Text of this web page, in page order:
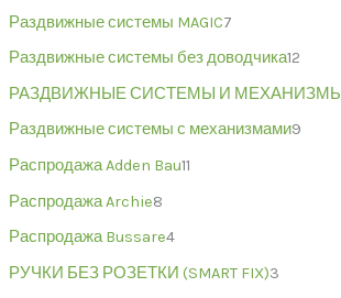
Раздвижные системы MAGIC7
Раздвижные системы без доводчика12
РАЗДВИЖНЫЕ СИСТЕМЫ И МЕХАНИЗМЫ
Раздвижные системы с механизмами9
Распродажа Adden Bau11
Распродажа Archie8
Распродажа Bussare4
РУЧКИ БЕЗ РОЗЕТКИ (SMART FIX)3